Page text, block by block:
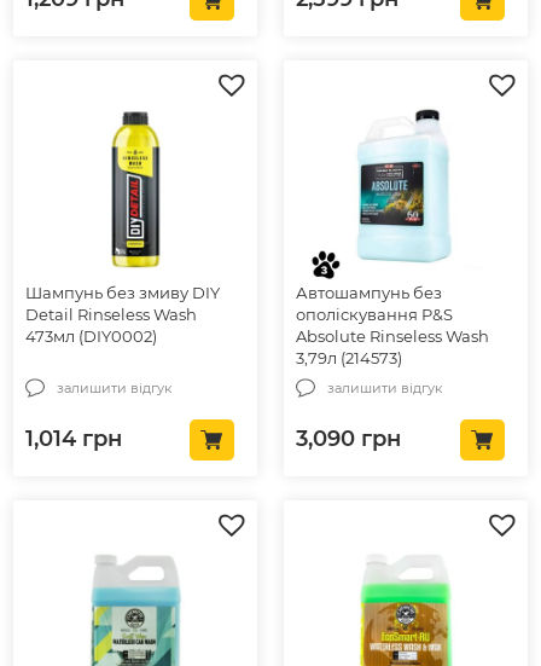
Шампунь без змиву DIY
Detail Rinseless Wash
473мл (DIY0002)
залишити відгук
1,014 грн
Автошампунь без
ополіскування P&S
Absolute Rinseless Wash
3,79л (214573)
залишити відгук
3,090 грн